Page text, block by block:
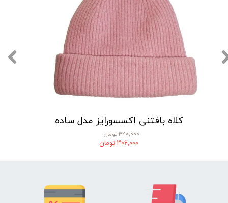
کلاه بافتنی اکسسورایز مدل ساده
۳۴۰,۰۰۰ تومان
۳۰۶,۰۰۰ تومان